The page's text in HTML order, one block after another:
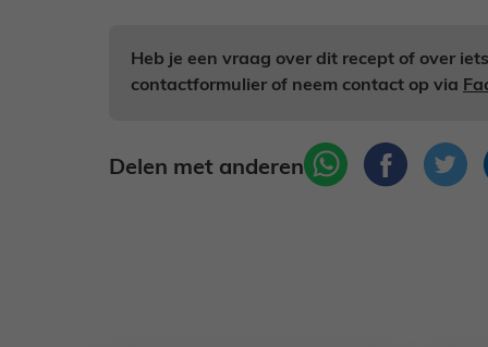
Heb je een vraag over dit recept of over
contactformulier of neem contact op via
Delen met anderen